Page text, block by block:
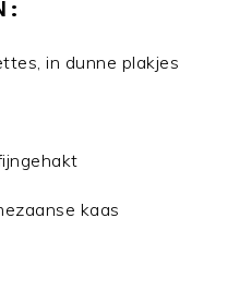
in dunne plakjes
kaas